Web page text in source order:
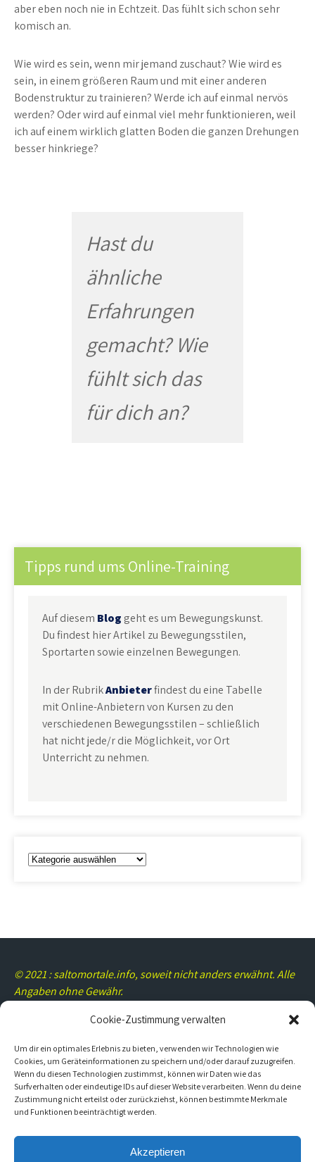
Cookie-Zustimmung verwalten
Um dir ein optimales Erlebnis zu bieten, verwenden wir Technologien wie
Cookies, um Geräteinformationen zu speichern und/oder darauf zuzugreifen.
Wenn du diesen Technologien zustimmst, können wir Daten wie das
Surfverhalten oder eindeutige IDs auf dieser Website verarbeiten. Wenn du deine
Zustimmung nicht erteilst oder zurückziehst, können bestimmte Merkmale
und Funktionen beeinträchtigt werden.
Akzeptieren
aber eben noch nie in Echtzeit. Das fühlt sich schon sehr
komisch an.
Wie wird es sein, wenn mir jemand zuschaut? Wie wird es
sein, in einem größeren Raum und mit einer anderen
Bodenstruktur zu trainieren? Werde ich auf einmal nervös
werden? Oder wird auf einmal viel mehr funktionieren, weil
ich auf einem wirklich glatten Boden die ganzen Drehungen
besser hinkriege?
Hast du
ähnliche
Erfahrungen
gemacht? Wie
fühlt sich das
für dich an?
Tipps rund ums Online-Training
Auf diesem Blog geht es um Bewegungskunst.
Du findest hier Artikel zu Bewegungsstilen,
Sportarten sowie einzelnen Bewegungen.
In der RubrikAnbieterfindest du eine Tabelle
mit Online-Anbietern von Kursen zu den
verschiedenen Bewegungsstilen – schließlich
hat nicht jede/r die Möglichkeit, vor Ort
Unterricht zu nehmen.
Kategorien
© 2021 : saltomortale.info, soweit nicht anders erwähnt. Alle
Angaben ohne Gewähr.
Rechtliches/Kontakt
Impressum
Datenschutz
Cookie-Richtlinie (EU)